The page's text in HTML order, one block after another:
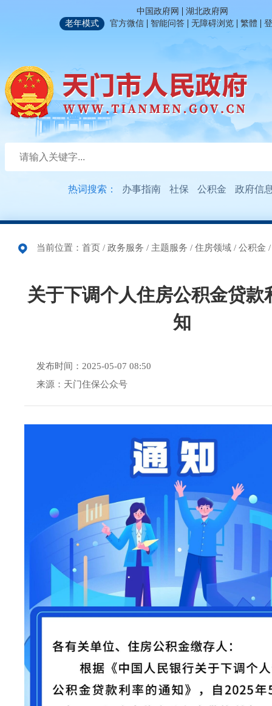
中国政府网 | 湖北政府网
老年模式
官方微信 | 智能问答 | 无障碍浏览 | 繁體 |
热词搜索： 办事指南 社保 公积金 政府信
当前位置： 首页 / 政务服务 / 主题服务 / 住房领域 / 公积金
关于下调个人住房公积金贷款
知
发布时间：2025-05-07 08:50
来源：天门住保公众号